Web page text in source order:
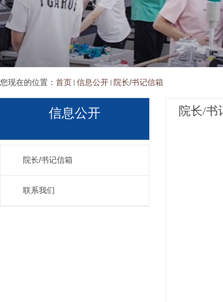
您现在的位置： 首页 信息公开 院长/书记信箱
信息公开
院长/书记信箱
联系我们
院长/书